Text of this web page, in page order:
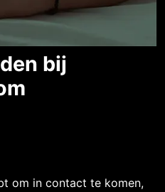
bij
om in contact te komen,